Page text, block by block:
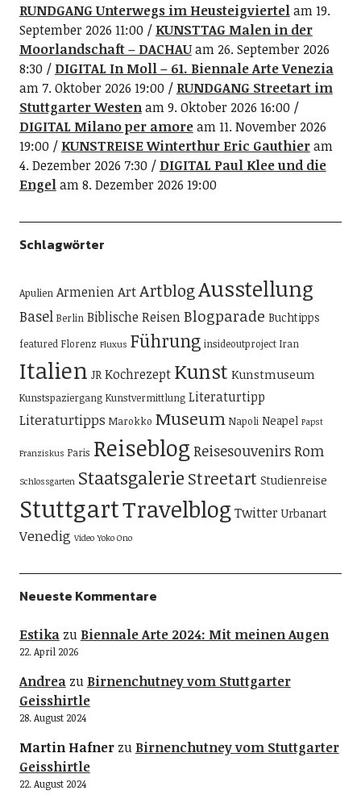
RUNDGANG Unterwegs im Heusteigviertelam 19.
September 2026 11:00
KUNSTTAG Malen in der
Moorlandschaft – DACHAUam 26. September 2026
8:30
DIGITAL In Moll – 61. Biennale Arte Venezia
am 7. Oktober 2026 19:00
RUNDGANG Streetart im
Stuttgarter Westenam 9. Oktober 2026 16:00
DIGITAL Milano per amoream 11. November 2026
19:00
KUNSTREISE Winterthur Eric Gauthieram
4. Dezember 2026 7:30
DIGITAL Paul Klee und die
Engelam 8. Dezember 2026 19:00
Schlagwörter
Apulien Armenien Art ArtblogAusstellung
Basel Berlin Biblische ReisenBlogparade Buchtipps
featured Florenz Fluxus Führung insideoutproject Iran
Italien JR Kochrezept Kunst Kunstmuseum
Kunstspaziergang Kunstvermittlung Literaturtipp
Literaturtipps Marokko Museum Napoli Neapel Papst
Franziskus Paris Reiseblog ReisesouvenirsRom
Schlossgarten Staatsgalerie Streetart Studienreise
StuttgartTravelblog Twitter Urbanart
Venedig Video Yoko Ono
Neueste Kommentare
Estikazu Biennale Arte 2024: Mit meinen Augen
22. April 2026
Andreazu Birnenchutney vom Stuttgarter
Geisshirtle
28. August 2024
Martin Hafnerzu Birnenchutney vom Stuttgarter
Geisshirtle
22. August 2024